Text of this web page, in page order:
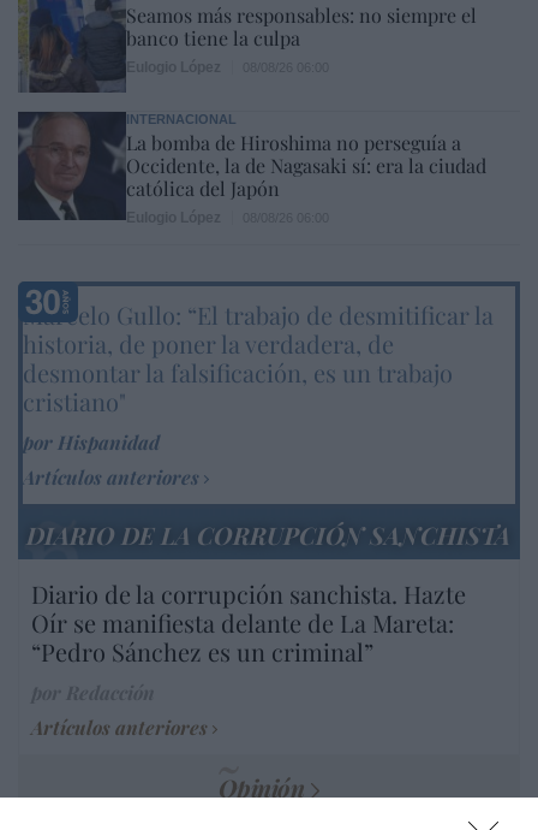
Seamos más responsables: no siempre el
banco tiene la culpa
INTERNACIONAL
La bomba de Hiroshima no perseguía a
Occidente, la de Nagasaki sí: era la ciudad
católica del Japón
Marcelo Gullo: “El trabajo de desmitificar la
historia, de poner la verdadera, de
desmontar la falsificación, es un trabajo
cristiano"
por Hispanidad
Artículos anteriores
DIARIO DE LA CORRUPCIÓN SANCHISTA
Diario de la corrupción sanchista. Hazte
Oír se manifiesta delante de La Mareta:
“Pedro Sánchez es un criminal”
Artículos anteriores
Opinión